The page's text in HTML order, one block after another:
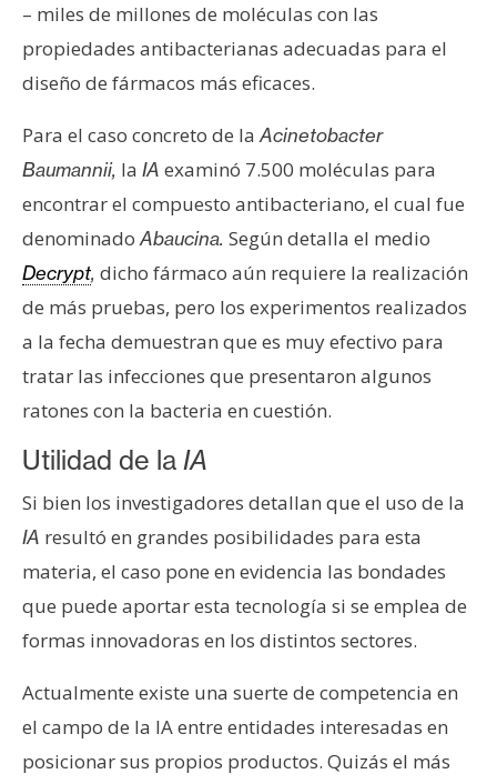
– miles de millones de moléculas con las
propiedades antibacterianas adecuadas para el
diseño de fármacos más eficaces.
Para el caso concreto de laAcinetobacter
Baumannii, la IA examinó 7.500 moléculas para
encontrar el compuesto antibacteriano, el cual fue
denominadoAbaucina. Según detalla el medio
Decrypt, dicho fármaco aún requiere la realización
de más pruebas, pero los experimentos realizados
a la fecha demuestran que es muy efectivo para
tratar las infecciones que presentaron algunos
ratones con la bacteria en cuestión.
Utilidad de la IA
Si bien los investigadores detallan que el uso de la
IA resultó en grandes posibilidades para esta
materia, el caso pone en evidencia las bondades
que puede aportar esta tecnología si se emplea de
formas innovadoras en los distintos sectores.
Actualmente existe una suerte de competencia en
el campo de la IA entre entidades interesadas en
posicionar sus propios productos. Quizás el más